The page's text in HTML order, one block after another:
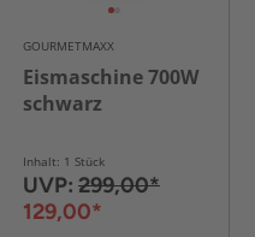
GOURMETMAXX
Eismaschine 700W
schwarz
Inhalt: 1 Stück
UVP: 299,00*
129,00*